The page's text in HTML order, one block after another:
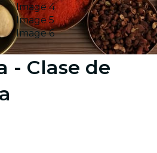
Image 4
Image 5
Image 6
- Clase de